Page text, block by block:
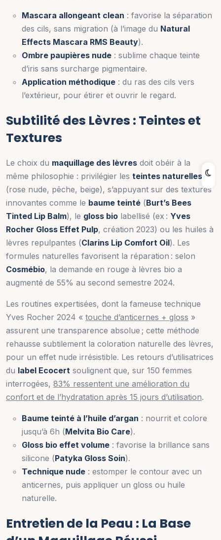
Mascara allongeant clean : favorise la séparation
des cils, sans migration (à l’image du Natural
Effects Mascara RMS Beauty).
Ombre paupières nude : sublime chaque teinte
d’iris sans surcharge pigmentaire.
Application méthodique : du ras des cils vers
l’extérieur, pour étirer et ouvrir le regard.
Subtilité des Lèvres : Teintes et
Textures
Le choix du maquillage des lèvres doit obéir à la
même philosophie : privilégier les teintes naturelles
(rose nude, pêche, beige), s’appuyant sur des textures
innovantes comme le baume teinté (Burt’s Bees
Tinted Lip Balm), le gloss bio labellisé (ex : Yves
Rocher Gloss Effet Pulp, création 2023) ou les huiles à
lèvres repulpantes (Clarins Lip Comfort Oil). Les
formules naturelles favorisent la réparation : selon
Cosmébio, la demande en rouge à lèvres bio a
augmenté de 55% au second semestre 2024.
Les routines expertisées, dont la fameuse technique
Yves Rocher 2024 « touche d’anticernes + gloss »
assurent une transparence absolue ; cette méthode
rehausse subtilement la coloration naturelle des lèvres,
pour un effet nude irrésistible. Les retours d’utilisatrices
du label Ecocert soulignent que, sur 150 femmes
interrogées, 83% ressentent une amélioration du
confort et de l’hydratation après 15 jours d’utilisation.
Baume teinté à l’huile d’argan : nourrit et colore
jusqu’à 6h (Melvita Bio Care).
Gloss bio effet volume : favorise la brillance sans
silicone (Patyka Gloss Soin).
Technique nude : estomper le contour avec un
anticernes, puis appliquer un gloss ou huile
naturelle.
Entretien de la Peau : La Base